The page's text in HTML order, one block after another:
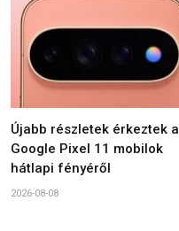
Újabb részletek érkeztek a
Google Pixel 11 mobilok
hátlapi fényéről
2026-08-08